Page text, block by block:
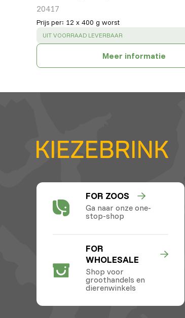
20417
Prijs per: 12 x 400 g worst
SUCCESS:
UIT VOORRAAD LEVERBAAR
Meer informatie
FOR ZOOS
Ga naar onze one-
stop-shop
FOR
WHOLESALE
Shop voor
groothandels en
dierenwinkels